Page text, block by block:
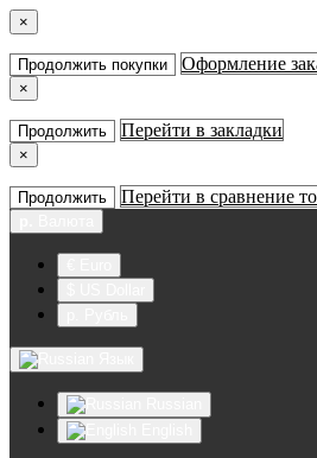
×
Продолжить покупки Оформление
×
Продолжить Перейти в закладки
×
Продолжить Перейти в сравнение